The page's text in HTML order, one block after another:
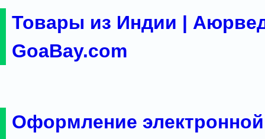
Товары из Индии |
GoaBay.com
Оформление электронной